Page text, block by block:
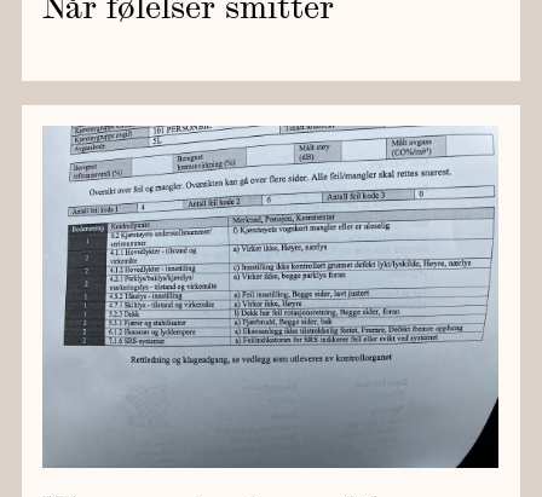
Når følelser smitter